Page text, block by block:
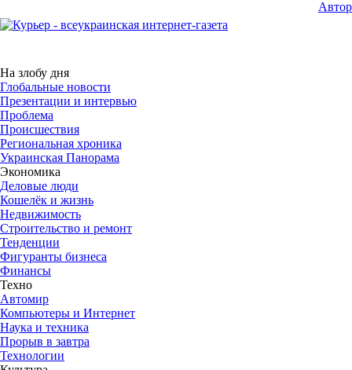
На злобу дня
Глобальные новости
Презентации и интервью
Проблема
Происшествия
Региональная хроника
Украинская Панорама
Экономика
Деловые люди
Кошелёк и жизнь
Недвижимость
Строительство и ремонт
Тенденции
Фигуранты бизнеса
Финансы
Техно
Автомир
Компьютеры и Интернет
Наука и техника
Прорыв в завтра
Технологии